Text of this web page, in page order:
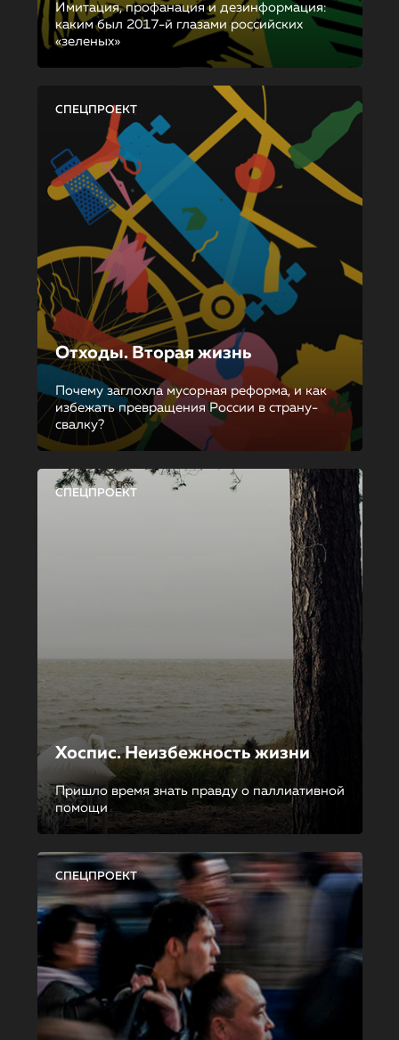
Имитация, профанация и дезинформация:
каким был 2017-й глазами российских
«зеленых»
СПЕЦПРОЕКТ
Отходы. Вторая жизнь
Почему заглохла мусорная реформа, и как
избежать превращения России в страну-
свалку?
СПЕЦПРОЕКТ
Хоспис. Неизбежность жизни
Пришло время знать правду о паллиативной
помощи
СПЕЦПРОЕКТ